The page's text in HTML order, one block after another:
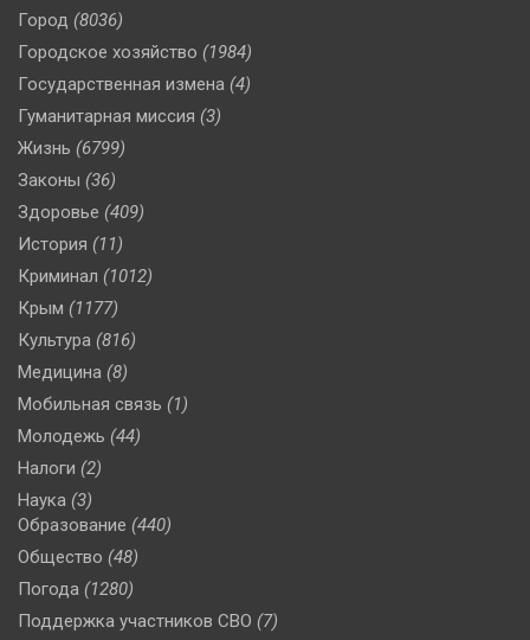
Город (8036)
Городское хозяйство (1984)
Государственная измена (4)
Гуманитарная миссия (3)
Жизнь (6799)
Законы (36)
Здоровье (409)
История (11)
Криминал (1012)
Крым (1177)
Культура (816)
Медицина (8)
Мобильная связь (1)
Молодежь (44)
Налоги (2)
Наука (3)
Образование (440)
Общество (48)
Погода (1280)
Поддержка участников СВО (7)